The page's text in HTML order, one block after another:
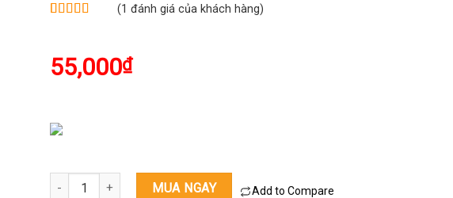
(1 đánh giá của khách hàng)
55,000₫
Bánh ăn dặm Pigeon vị rong biển 6M+ số lượng
MUA NGAY Add to Compare